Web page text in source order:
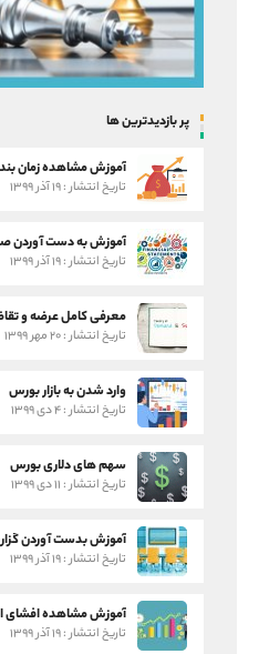
پر بازدیدترین ها
آموزش مشاهده زمان
تاریخ انتشار : ۱۹ آذر ۱۳۹۹
آموزش به دست آوردن
تاریخ انتشار : ۱۹ آذر ۱۳۹۹
معرفی کامل عرضه و
تاریخ انتشار : ۲۰ مهر ۱۳۹۹
وارد شدن به بازار بورس
تاریخ انتشار : ۴ دی ۱۳۹۹
سهم های دلاری بورس
تاریخ انتشار : ۱۱ دی ۱۳۹۹
آموزش بدست آوردن
تاریخ انتشار : ۱۹ آذر ۱۳۹۹
آموزش مشاهده افشای
تاریخ انتشار : ۱۹ آذر ۱۳۹۹